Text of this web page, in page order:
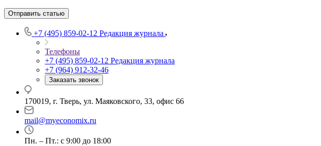
Отправить статью
+7 (495) 859-02-12 Редакция журнала
Телефоны
+7 (495) 859-02-12 Редакция журнала
+7 (964) 912-32-46
Заказать звонок
170019, г. Тверь, ул. Маяковского, 33, офис 66
mail@myeconomix.ru
Пн. – Пт.: с 9:00 до 18:00